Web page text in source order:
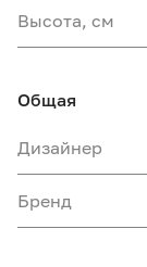
Высота, см
Общая
Дизайнер
Бренд